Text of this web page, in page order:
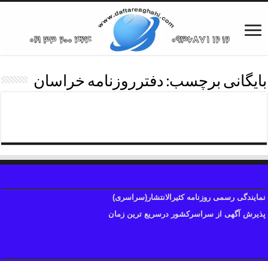
بایگانی برچسب: دفترروزنامه خراسان
نمایندگی رسمی روزنامه کثیرالانتشار(سراسری)
پذیرش آگهی از سراسرکشور درسریع ترین زمان